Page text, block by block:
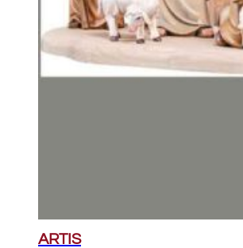
ARTIS